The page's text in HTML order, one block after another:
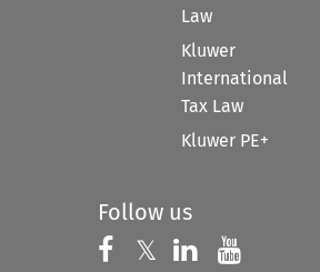
Law
Kluwer
International
Tax Law
Kluwer PE+
Follow us
Follow us on
𝕏 Follow us on
Follow us